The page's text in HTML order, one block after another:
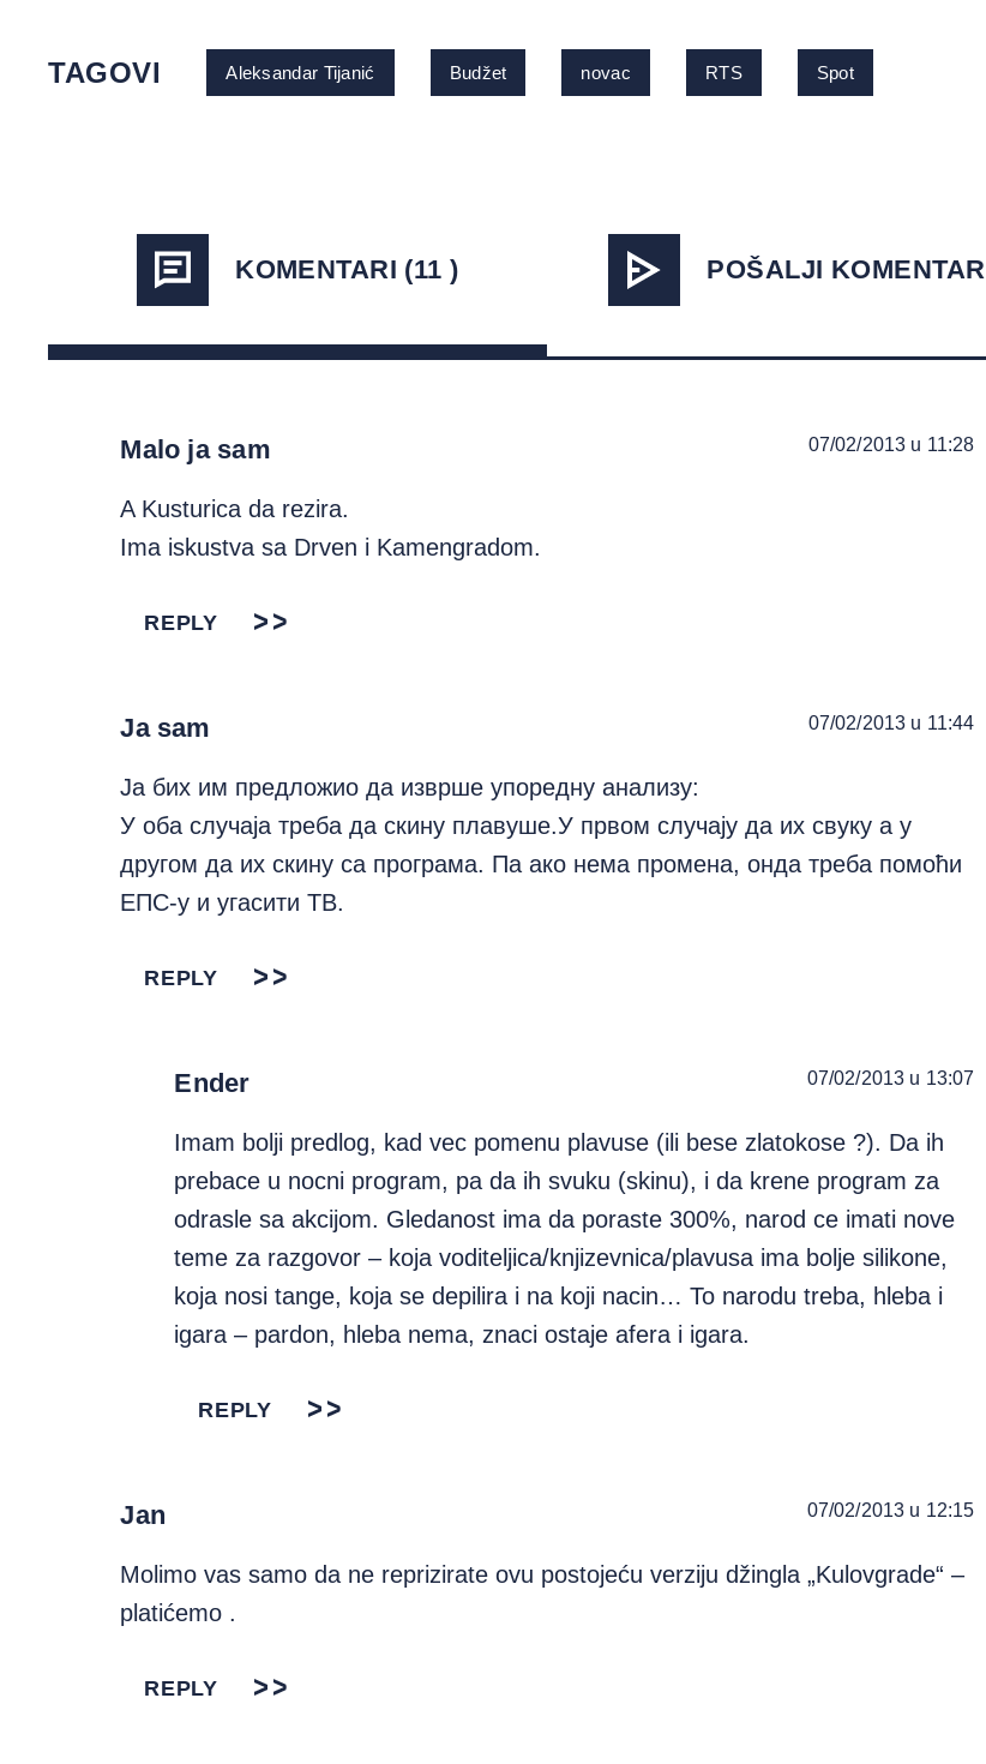
TAGOVI Aleksandar Tijanić Budžet novac RTS Spot
KOMENTARI (11 ) POŠALJI KOMENTAR
Malo ja sam 07/02/2013 u 11:28
A Kusturica da rezira.
Ima iskustva sa Drven i Kamengradom.
REPLY
Ja sam 07/02/2013 u 11:44
Ја бих им предложио да изврше упоредну анализу:
У оба случаја треба да скину плавуше.У првом случају да их свуку а у
другом да их скину са програма. Па ако нема промена, онда треба помоћи
ЕПС-у и угасити ТВ.
REPLY
Ender 07/02/2013 u 13:07
Imam bolji predlog, kad vec pomenu plavuse (ili bese zlatokose ?). Da ih
prebace u nocni program, pa da ih svuku (skinu), i da krene program za
odrasle sa akcijom. Gledanost ima da poraste 300%, narod ce imati nove
teme za razgovor – koja voditeljica/knjizevnica/plavusa ima bolje silikone,
koja nosi tange, koja se depilira i na koji nacin… To narodu treba, hleba i
igara – pardon, hleba nema, znaci ostaje afera i igara.
REPLY
Jan 07/02/2013 u 12:15
Molimo vas samo da ne reprizirate ovu postojeću verziju džingla „Kulovgrade“ –
platićemo .
REPLY